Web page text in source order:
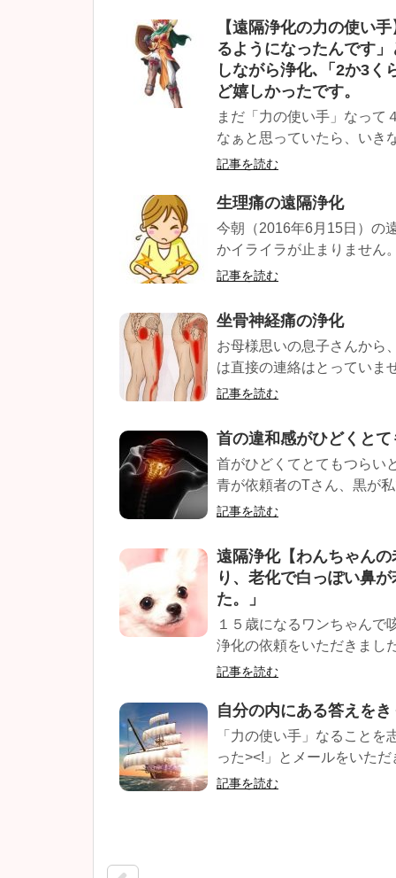
【遠隔浄化の力の使い
るようになったんです
しながら浄化､「2か3く
ど嬉しかったです。
まだ「力の使い手」なって
なぁと思っていたら、いき
記事を読む
生理痛の遠隔浄化
今朝（2016年6月15日）の
かイライラが止まりません
記事を読む
坐骨神経痛の浄化
お母様思いの息子さんから
は直接の連絡はとっていま
記事を読む
首の違和感がひどくと
首がひどくてとてもつらい
青が依頼者のTさん、黒が
記事を読む
遠隔浄化【わんちゃん
り、老化で白っぽい鼻
た。」
１５歳になるワンちゃんで
浄化の依頼をいただきまし
記事を読む
自分の内にある答えを
「力の使い手」なること
った><!」とメールをいた
記事を読む